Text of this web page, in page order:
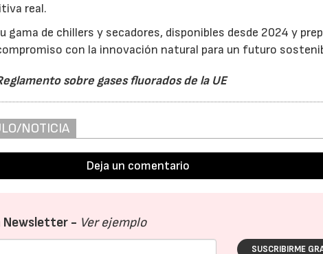
real.
gama de chillers y secadores, disponibles desde 2024 y
con la innovación natural para un futuro
sobre gases fluorados de la UE
NOTICIA
Deja un comentario
Newsletter - Ver ejemplo
SUSCRIBIRME